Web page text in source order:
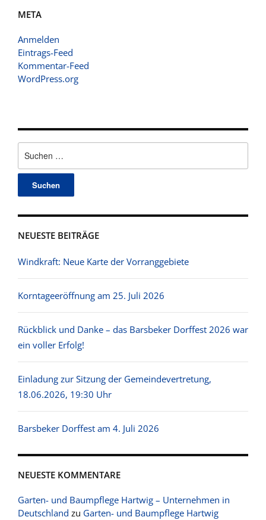
nach:
NEUESTE BEITRÄGE
Windkraft: Neue Karte der Vorranggebiete
Korntageeröffnung am 25. Juli 2026
Rückblick und Danke – das Barsbeker Dorffest 2026 war
ein voller Erfolg!
Einladung zur Sitzung der Gemeindevertretung,
18.06.2026, 19:30 Uhr
Barsbeker Dorffest am 4. Juli 2026
NEUESTE KOMMENTARE
Garten- und Baumpflege Hartwig – Unternehmen in
Deutschland zu Garten- und Baumpflege Hartwig
META
Anmelden
Eintrags-Feed
Kommentar-Feed
WordPress.org